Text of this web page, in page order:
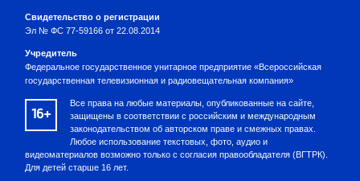
Свидетельство о регистрации
Эл № ФС 77-59166 от 22.08.2014
Учредитель
Федеральное государственное унитарное предприятие «Всероссийская
государственная телевизионная и радиовещательная компания»
16+
Все права на любые материалы, опубликованные на сайте,
защищены в соответствии с российским и международным
законодательством об авторском праве и смежных правах.
Любое использование текстовых, фото, аудио и
видеоматериалов возможно только с согласия правообладателя (ВГТРК).
Для детей старше 16 лет.